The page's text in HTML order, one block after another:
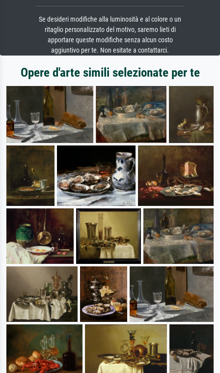
Se desideri modifiche alla luminosità e al colore o un
ritaglio personalizzato del motivo, saremo lieti di
apportare queste modifiche senza alcun costo
aggiuntivo per te. Non esitate a contattarci.
Opere d'arte simili selezionate per te